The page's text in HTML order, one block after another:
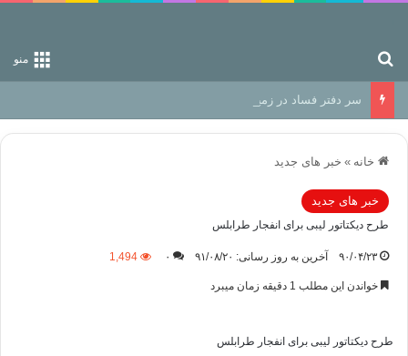
منو
سر دفتر فساد در زمین‌، دوری وکناره‌گیری از راه خداست‌!
خانه » خبر های جدید
خبر های جدید
طرح دیکتاتور لیبی برای انفجار طرابلس
۹۰/۰۴/۲۳ آخرین به روز رسانی: ۹۱/۰۸/۲۰ ۰ 1,494
خواندن این مطلب 1 دقیقه زمان میبرد
طرح دیکتاتور لیبی برای انفجار طرابلس